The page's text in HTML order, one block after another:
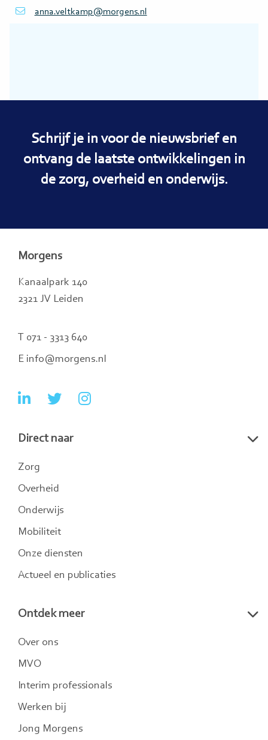
anna.veltkamp@morgens.nl
Schrijf je in voor de nieuwsbrief en
ontvang de laatste ontwikkelingen in
de zorg, overheid en onderwijs.
Morgens
Kanaalpark 140
2321 JV Leiden
T 071 - 3313 640
E info@morgens.nl
Ga
LinkedIn
Ga
Twitter
Ga
Direct naar
Zorg
Overheid
Onderwijs
Mobiliteit
Onze diensten
Actueel en publicaties
Ontdek meer
Over ons
MVO
Interim professionals
Werken bij
Jong Morgens